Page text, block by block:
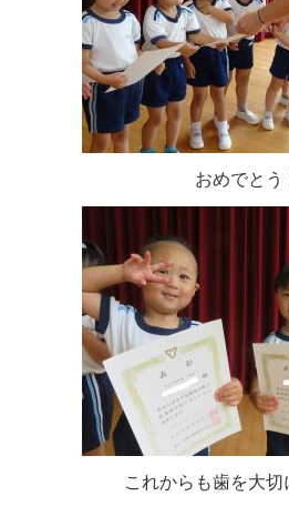
おめでとう
これからも歯を大切